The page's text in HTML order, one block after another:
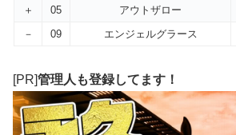
＋
05 アウトザロー
－
09 エンジェルグラース
[PR]管理人も登録してます！